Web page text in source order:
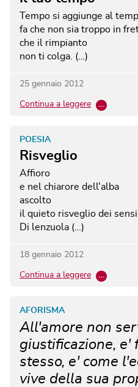
Tempo si aggiunge al
fa che non sia troppo in
che il rimpianto
non ti colga. (…)
25 gennaio 2012
Continua a leggere …
Risveglio
POESIA
Affioro
e nel chiarore dell'alba
ascolto
il quieto risveglio dei
Di lenzuola (…)
18 gennaio 2012
Continua a leggere …
All'amore non
giustificazione, e'
stesso, e' come
vive della sua
AFORISMA